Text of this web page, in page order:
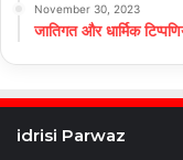
November 30, 2023
जातिगत और धार्मिक
idrisi Parwaz